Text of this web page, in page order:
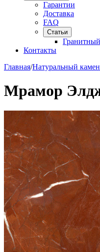
Гарантии
Доставка
FAQ
Статьи
Контакты
Главная/Натуральный
Мрамор